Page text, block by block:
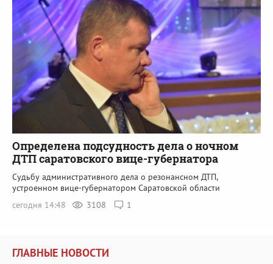
Определена подсудность дела о ночном
ДТП саратовского вице-губернатора
Судьбу административного дела о резонансном ДТП,
устроенном вице-губернатором Саратовской области
сегодня 14:48
3108 1
ГЛАВНЫЕ НОВОСТИ